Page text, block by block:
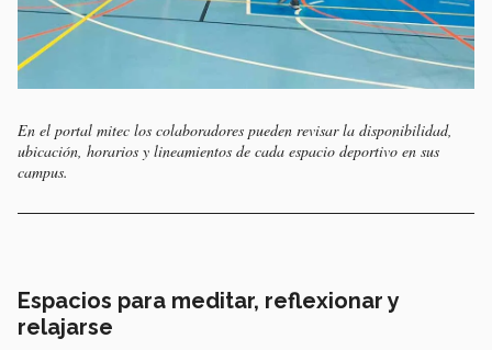
En el portal mitec los colaboradores pueden revisar la disponibilidad,
ubicación, horarios y lineamientos de cada espacio deportivo en sus
campus.
Espacios para meditar, reflexionar y
relajarse